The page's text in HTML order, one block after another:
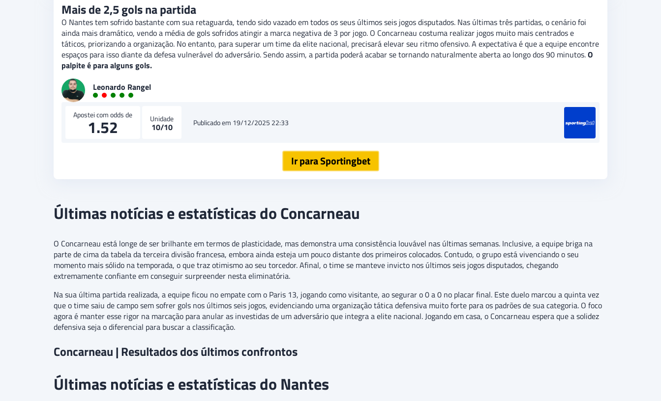
Mais de 2,5 gols na partida
O Nantes tem sofrido bastante com sua retaguarda, tendo sido vazado em todos os seus últimos seis jogos disputados. Nas últimas três partidas, o cenário foi
ainda mais dramático, vendo a média de gols sofridos atingir a marca negativa de 3 por jogo. O Concarneau costuma realizar jogos muito mais centrados e
táticos, priorizando a organização. No entanto, para superar um time da elite nacional, precisará elevar seu ritmo ofensivo. A expectativa é que a equipe encontre
espaços para isso diante da defesa vulnerável do adversário. Sendo assim, a partida poderá acabar se tornando naturalmente aberta ao longo dos 90 minutos.O
palpite é para alguns gols.
Leonardo Rangel
Apostei com odds de
1.52 Unidade
10/10 Publicado em 19/12/2025 22:33
Ir para Sportingbet
Últimas notícias e estatísticas do Concarneau
O Concarneau está longe de ser brilhante em termos de plasticidade, mas demonstra uma consistência louvável nas últimas semanas. Inclusive, a equipe briga na
parte de cima da tabela da terceira divisão francesa, embora ainda esteja um pouco distante dos primeiros colocados. Contudo, o grupo está vivenciando o seu
momento mais sólido na temporada, o que traz otimismo ao seu torcedor. Afinal, o time se manteve invicto nos últimos seis jogos disputados, chegando
extremamente confiante em conseguir surpreender nesta eliminatória.
Na sua última partida realizada, a equipe ficou no empate com o Paris 13, jogando como visitante, ao segurar o 0 a 0 no placar final. Este duelo marcou a quinta vez
que o time saiu de campo sem sofrer gols nos últimos seis jogos, evidenciando uma organização tática defensiva muito forte para os padrões de sua categoria. O foco
agora é manter esse rigor na marcação para anular as investidas de um adversário que integra a elite nacional. Jogando em casa, o Concarneau espera que a solidez
defensiva seja o diferencial para buscar a classificação.
Concarneau | Resultados dos últimos confrontos
Últimas notícias e estatísticas do Nantes